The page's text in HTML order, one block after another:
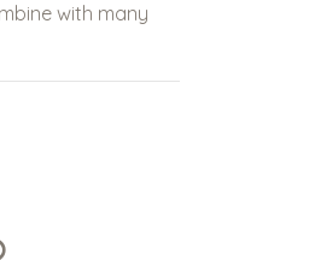
with many